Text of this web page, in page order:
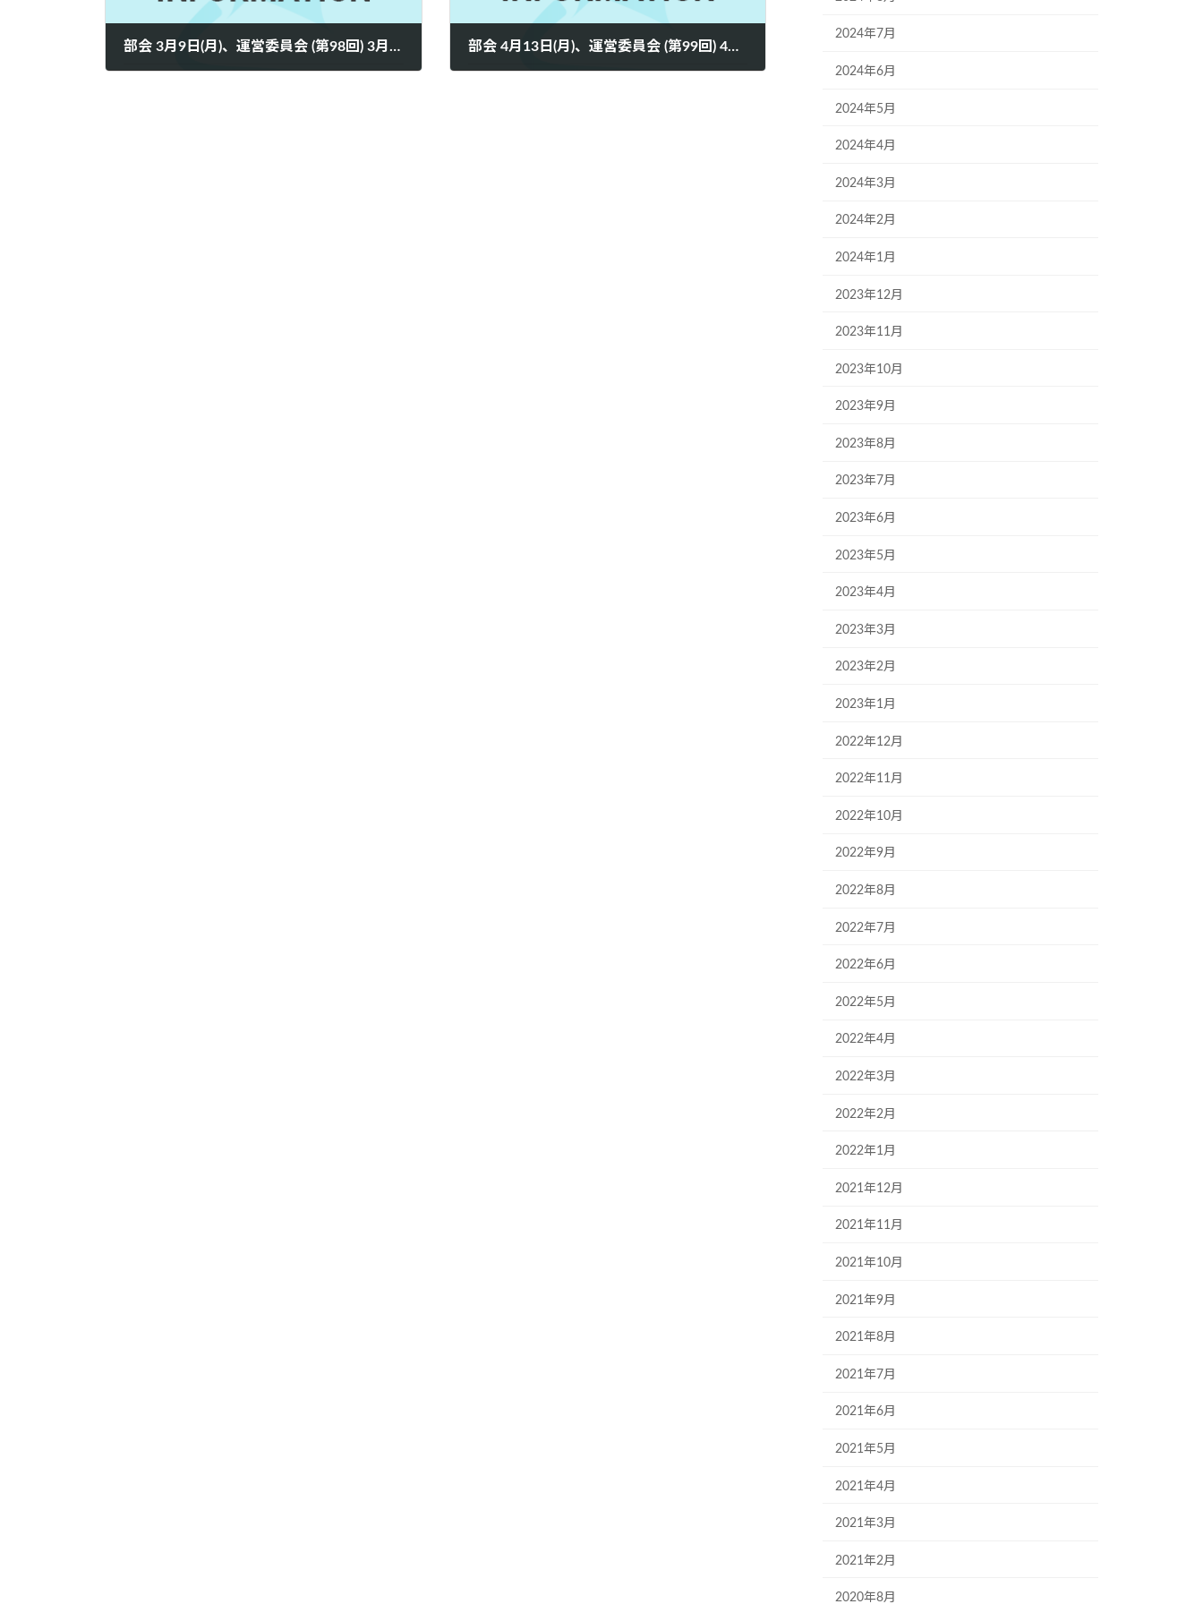
部会 3月9日(月)、運営委員会 (第98回) 3月10日(火) 開催予定 部会 4月13日(月)、運営委員会 (第99回) 4月14日(火) 開催予定
2024年7月
2024年6月
2024年5月
2024年4月
2024年3月
2024年2月
2024年1月
2023年12月
2023年11月
2023年10月
2023年9月
2023年8月
2023年7月
2023年6月
2023年5月
2023年4月
2023年3月
2023年2月
2023年1月
2022年12月
2022年11月
2022年10月
2022年9月
2022年8月
2022年7月
2022年6月
2022年5月
2022年4月
2022年3月
2022年2月
2022年1月
2021年12月
2021年11月
2021年10月
2021年9月
2021年8月
2021年7月
2021年6月
2021年5月
2021年4月
2021年3月
2021年2月
2020年8月